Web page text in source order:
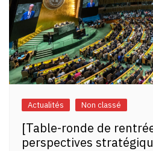
Actualités Non classé
[Table-ronde de
perspectives